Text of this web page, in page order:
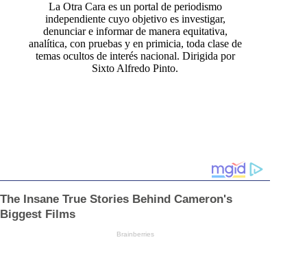
La Otra Cara es un portal de periodismo
independiente cuyo objetivo es investigar,
denunciar e informar de manera equitativa,
analítica, con pruebas y en primicia, toda clase de
temas ocultos de interés nacional. Dirigida por
Sixto Alfredo Pinto.